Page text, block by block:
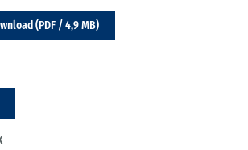
(PDF / 4,9 MB)